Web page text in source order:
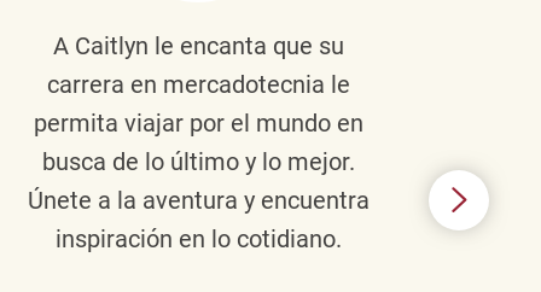
A Caitlyn le encanta que su
carrera en mercadotecnia le
permita viajar por el mundo en
busca de lo último y lo mejor.
Únete a la aventura y encuentra
inspiración en lo cotidiano.